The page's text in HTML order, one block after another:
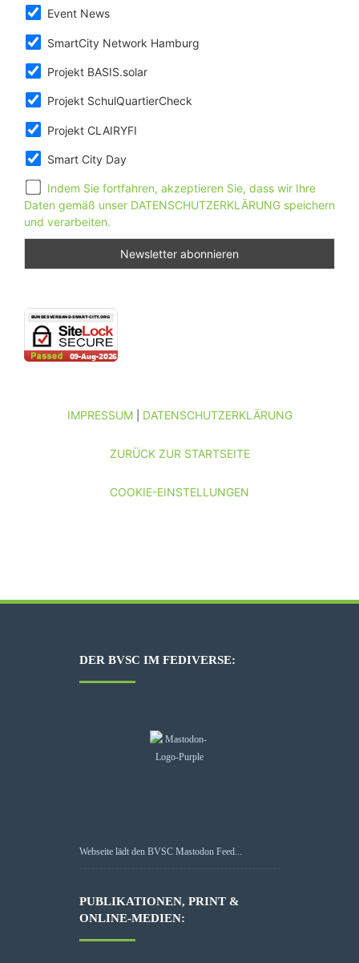
Event News
SmartCity Network Hamburg
Projekt BASIS.solar
Projekt SchulQuartierCheck
Projekt CLAIRYFI
Smart City Day
Indem Sie fortfahren, akzeptieren Sie, dass wir Ihre
Daten gemäß unser DATENSCHUTZERKLÄRUNG speichern
und verarbeiten.
IMPRESSUM| DATENSCHUTZERKLÄRUNG
ZURÜCK ZUR STARTSEITE
COOKIE-EINSTELLUNGEN
DER BVSC IM FEDIVERSE:
Webseite lädt den BVSC Mastodon Feed...
PUBLIKATIONEN, PRINT &
ONLINE-MEDIEN: